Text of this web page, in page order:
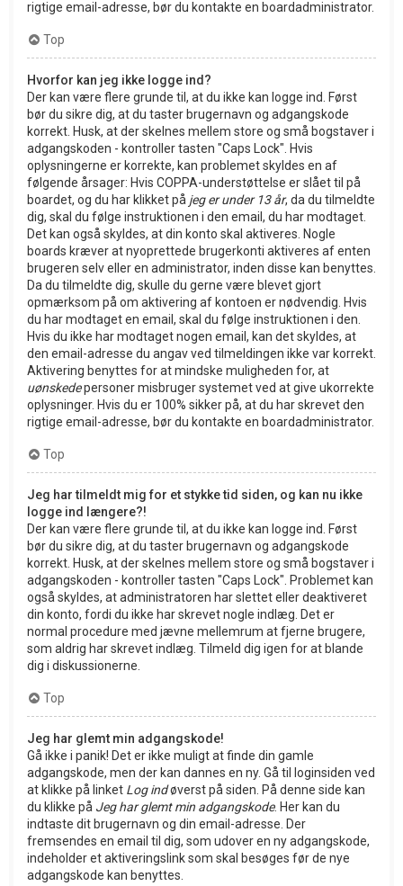
rigtige email-adresse, bør du kontakte en boardadministrator.
Top
Hvorfor kan jeg ikke logge ind?
Der kan være flere grunde til, at du ikke kan logge ind. Først
bør du sikre dig, at du taster brugernavn og adgangskode
korrekt. Husk, at der skelnes mellem store og små bogstaver i
adgangskoden - kontroller tasten "Caps Lock". Hvis
oplysningerne er korrekte, kan problemet skyldes en af
følgende årsager: Hvis COPPA-understøttelse er slået til på
boardet, og du har klikket på jeg er under 13 år, da du tilmeldte
dig, skal du følge instruktionen i den email, du har modtaget.
Det kan også skyldes, at din konto skal aktiveres. Nogle
boards kræver at nyoprettede brugerkonti aktiveres af enten
brugeren selv eller en administrator, inden disse kan benyttes.
Da du tilmeldte dig, skulle du gerne være blevet gjort
opmærksom på om aktivering af kontoen er nødvendig. Hvis
du har modtaget en email, skal du følge instruktionen i den.
Hvis du ikke har modtaget nogen email, kan det skyldes, at
den email-adresse du angav ved tilmeldingen ikke var korrekt.
Aktivering benyttes for at mindske muligheden for, at
uønskedepersoner misbruger systemet ved at give ukorrekte
oplysninger. Hvis du er 100% sikker på, at du har skrevet den
rigtige email-adresse, bør du kontakte en boardadministrator.
Top
Jeg har tilmeldt mig for et stykke tid siden, og kan nu ikke
logge ind længere?!
Der kan være flere grunde til, at du ikke kan logge ind. Først
bør du sikre dig, at du taster brugernavn og adgangskode
korrekt. Husk, at der skelnes mellem store og små bogstaver i
adgangskoden - kontroller tasten "Caps Lock". Problemet kan
også skyldes, at administratoren har slettet eller deaktiveret
din konto, fordi du ikke har skrevet nogle indlæg. Det er
normal procedure med jævne mellemrum at fjerne brugere,
som aldrig har skrevet indlæg. Tilmeld dig igen for at blande
dig i diskussionerne.
Top
Jeg har glemt min adgangskode!
Gå ikke i panik! Det er ikke muligt at finde din gamle
adgangskode, men der kan dannes en ny. Gå til loginsiden ved
at klikke på linket Log indøverst på siden. På denne side kan
du klikke på Jeg har glemt min adgangskode. Her kan du
indtaste dit brugernavn og din email-adresse. Der
fremsendes en email til dig, som udover en ny adgangskode,
indeholder et aktiveringslink som skal besøges før de nye
adgangskode kan benyttes.